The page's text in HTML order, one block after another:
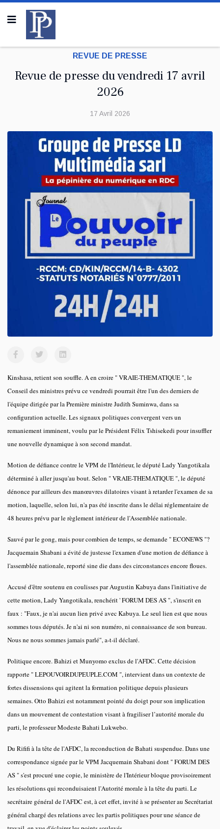
REVUE DE PRESSE
Revue de presse du vendredi 17 avril
2026
17 Avril 2026
Kinshasa, retient son souffle. A en croire " VRAIE-THEMATIQUE ", le
Conseil des ministres prévu ce vendredi pourrait être l'un des derniers de
l'équipe dirigée par la Première ministre Judith Suminwa, dans sa
configuration actuelle. Les signaux politiques convergent vers un
remaniement imminent, voulu par le Président Félix Tshisekedi pour insuffler
une nouvelle dynamique à son second mandat.
Motion de défiance contre le VPM de l'Intérieur, le député Lady Yangotikala
déterminé à aller jusqu'au bout. Selon " VRAIE-THEMATIQUE ", le député
dénonce par ailleurs des manœuvres dilatoires visant à retarder l'examen de sa
motion, laquelle, selon lui, n'a pas été inscrite dans le délai réglementaire de
48 heures prévu par le règlement intérieur de l'Assemblée nationale.
Sauvé par le gong, mais pour combien de temps, se demande " ECONEWS "?
Jacquemain Shabani a évité de justesse l'examen d'une motion de défiance à
l'assemblée nationale, reporté sine die dans des circonstances encore floues.
Accusé d'être soutenu en coulisses par Augustin Kabuya dans l'initiative de
cette motion, Lady Yangotikala, renchérit ' FORUM DES AS ", s'inscrit en
faux : "Faux, je n'ai aucun lien privé avec Kabuya. Le seul lien est que nous
sommes tous députés. Je n'ai ni son numéro, ni connaissance de son bureau.
Nous ne nous sommes jamais parlé", a-t-il déclaré.
Politique encore. Bahizi et Munyomo exclus de l'AFDC. Cette décision
rapporte " LEPOUVOIRDUPEUPLE.COM ", intervient dans un contexte de
fortes dissensions qui agitent la formation politique depuis plusieurs
semaines. Otto Bahizi est notamment pointé du doigt pour son implication
dans un mouvement de contestation visant à fragiliser l’autorité morale du
parti, le professeur Modeste Bahati Lukwebo.
Du Rififi à la tête de l'AFDC, la reconduction de Bahati suspendue. Dans une
correspondance signée par le VPM Jacquemain Shabani dont " FORUM DES
AS " s'est procuré une copie, le ministère de l'Intérieur bloque provisoirement
les résolutions qui reconduisaient l'Autorité morale à la tête du parti. Le
secrétaire général de l'AFDC est, à cet effet, invité à se présenter au Secrétariat
général chargé des relations avec les partis politiques pour une séance de